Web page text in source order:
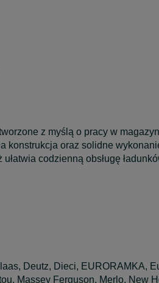
z myślą o pracy w
konstrukcja oraz solidne
codzienną obsługę
Deutz, Dieci, EURORAMKA,
Massey Ferguson, Merlo, New